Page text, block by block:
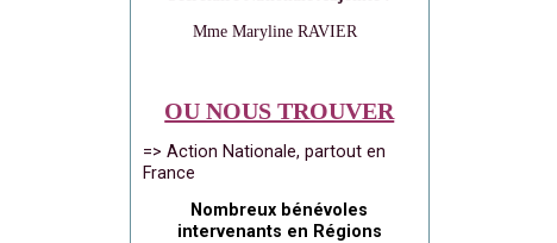
Mme Maryline RAVIER
OU NOUS TROUVER
=> Action Nationale, partout en
France
Nombreux bénévoles
intervenants en Régions